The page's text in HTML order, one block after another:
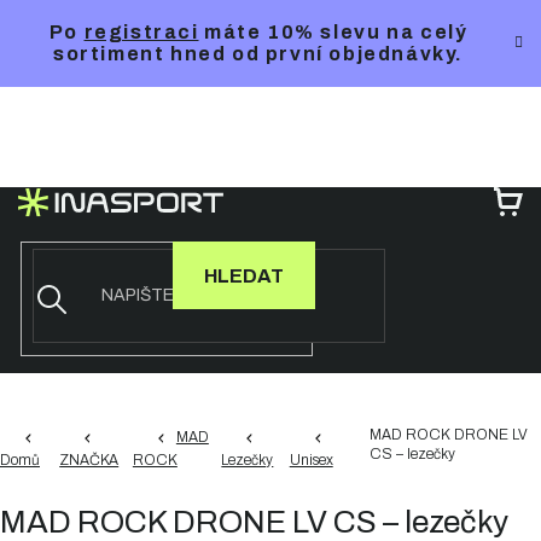
Po registraci máte 10% slevu na celý
sortiment hned od první objednávky.
HLEDAT
Domů ZNAČKA
MAD
ROCK
Lezečky Unisex
MAD ROCK DRONE LV
CS – lezečky
MAD ROCK DRONE LV CS – lezečky